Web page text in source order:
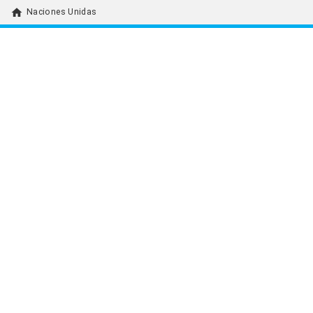
home Naciones Unidas